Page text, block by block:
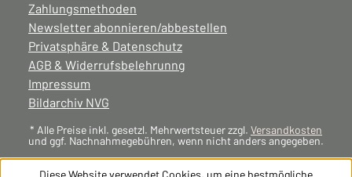
Zahlungsmethoden
Newsletter abonnieren/abbestellen
Privatsphäre & Datenschutz
AGB & Widerrufsbelehrunng
Impressum
Bildarchiv NVG
* Alle Preise inkl. gesetzl. Mehrwertsteuer zzgl. Versandkosten
und ggf. Nachnahmegebühren, wenn nicht anders angegeben.
Diese Website verwendet Cookies, um eine bestmögliche